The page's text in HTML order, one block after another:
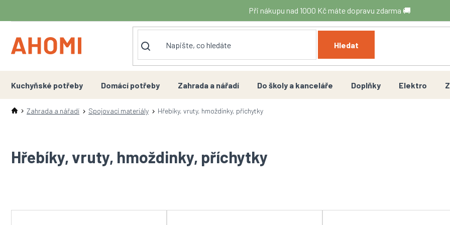
obsah
Při nákupu nad 1000 Kč máte dopravu zdarma 🚚
Hledat
Kuchyňské potřeby Domácí potřeby Zahrada a nářadí Do školy a kanceláře Doplňky Elektro
Zahrada a nářadí Spojovací materiály Hřebíky, vruty, hmoždinky, příchytky
Hřebíky, vruty, hmoždinky, příchytky